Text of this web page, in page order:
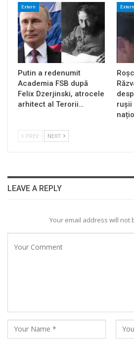
Extern
Putin a redenumit
Academia FSB după
Felix Dzerjinski, atrocele
arhitect al Terorii…
Extern
rușii
PREV NEXT
LEAVE A REPLY
Your email address will not